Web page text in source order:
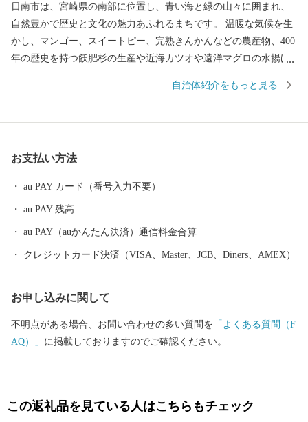
日南市は、宮崎県の南部に位置し、青い海と緑の山々に囲まれ、
自然豊かで歴史と文化の魅力あふれるまちです。 温暖な気候を生
かし、マンゴー、スイートピー、完熟きんかんなどの農産物、400
年の歴史を持つ飫肥杉の生産や近海カツオや遠洋マグロの水揚げ
にご寄附くださることによって、美しい街並みや豊かな自然を保
【受領証明書・ワンストップ特例申請書】 ・お申込み画面の【寄
領証明書とともにお送りしますので、必要事項を記入の上、返信
用封筒に入れて返送してください。 【注意事項】 ※本ページはふ
るさと納税専用ページです。 ・寄附のキャンセル、返礼品の変
・配送業者の保管期限内にお届けの完了ができない場合、返礼品
や破損が発生した場合も、再送はいたしかねます。あらかじめご
自治体紹介をもっと見る
お支払い方法
au PAY カード（番号入力不要）
au PAY 残高
au PAY（auかんたん決済）通信料金合算
クレジットカード決済（VISA、Master、JCB、Diners、AMEX）
お申し込みに関して
不明点がある場合、お問い合わせの多い質問を 「よくある質問（F
AQ）」 に掲載しておりますのでご確認ください。
この返礼品を見ている人はこちらもチェック